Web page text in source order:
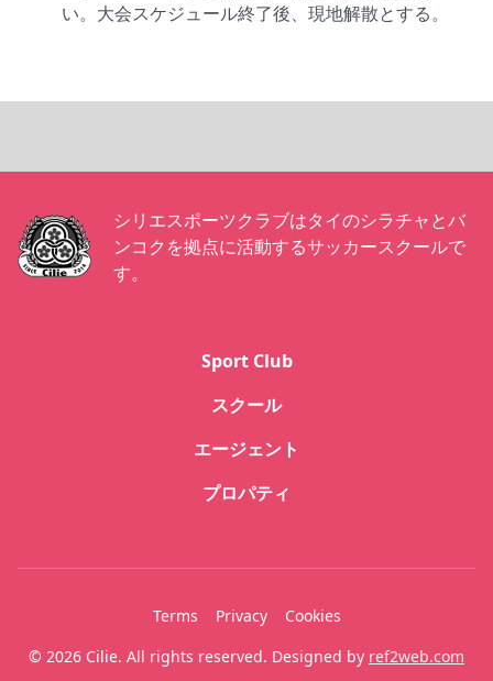
い。大会スケジュール終了後、現地解散とする。
シリエスポーツクラブはタイのシラチャとバ
ンコクを拠点に活動するサッカースクールで
す。
Sport Club
スクール
エージェント
プロパティ
© 2026 Cilie. All rights reserved. Designed by ref2web.com
Terms Privacy Cookies